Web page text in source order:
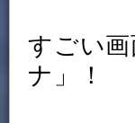
すごい
ナ」！